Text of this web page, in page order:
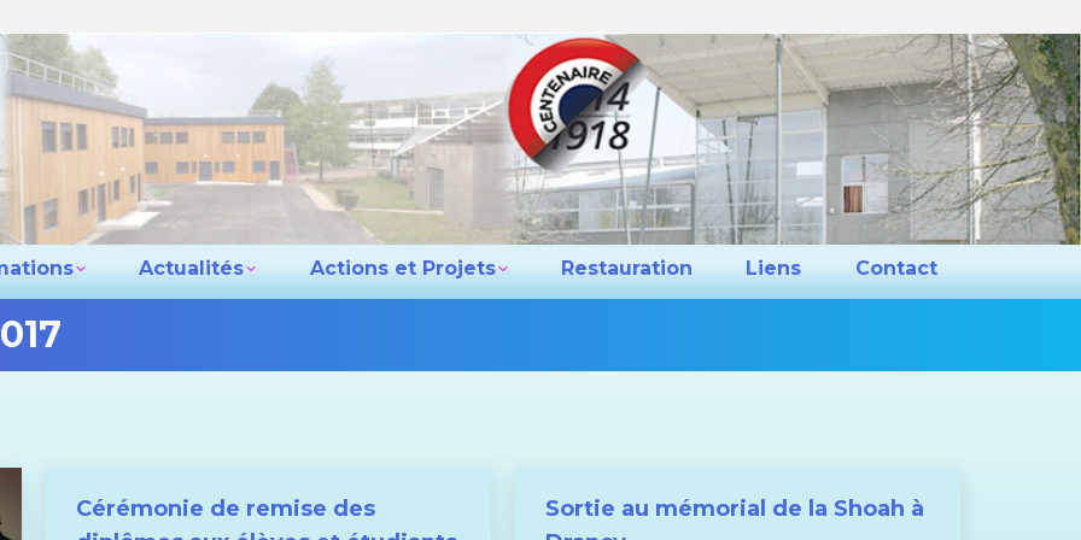
Actualités Actions et Projets Restauration Liens Contact
êtes
Cérémonie de remise des
Sortie au mémorial de la Shoah à
lycée Actions et Projets Restauration Liens
Contact